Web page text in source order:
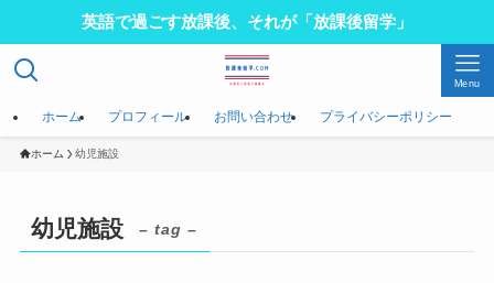
英語で過ごす放課後、それが「放課後留学」
Menu
ホーム プロフィール お問い合わせ プライバシーポリシー
ホーム 幼児施設
幼児施設 – tag –